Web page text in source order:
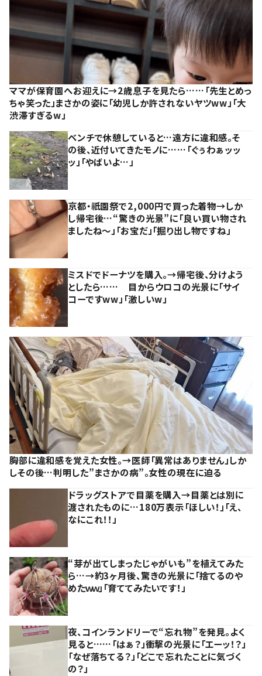
ママが保育園へお迎えに→2歳息子を見たら……「先生とめっ
ちゃ笑った」まさかの姿に「幼児しか許されないヤツww」「大
渋滞すぎるw」
ベンチで休憩していると…遠方に違和感。そ
の後、近付いてきたモノに……「ぐぅわぁッッ
ッ」「やばいよ…」
京都・祇園祭で2,000円で買った着物→しか
し帰宅後…“驚きの光景”に「良い買い物され
ましたね～」「お宝だ」「掘り出し物ですね」
ミスドでドーナツを購入。→帰宅後、分けよう
としたら…… 目からウロコの光景に「サイ
コーですww」「激しいw」
胸部に違和感を覚えた女性。→医師「異常はありません」しか
しその後…判明した”まさかの病”。女性の現在に迫る
ドラッグストアで目薬を購入→目薬とは別に
渡されたものに…180万表示「ほしい！」「え、
なにこれ！！」
“芽が出てしまったじゃがいも”を植えてみた
ら…→約3ヶ月後、驚きの光景に「捨てるのや
めたｗｗ」「育ててみたいです！」
夜、コインランドリーで“忘れ物”を発見。よく
見ると……「はぁ？」衝撃の光景に「エーッ！？」
「なぜ落ちてる？」「どこで忘れたことに気づく
の？」